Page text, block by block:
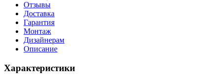
Отзывы
Доставка
Гарантия
Монтаж
Дизайнерам
Описание
Характеристики